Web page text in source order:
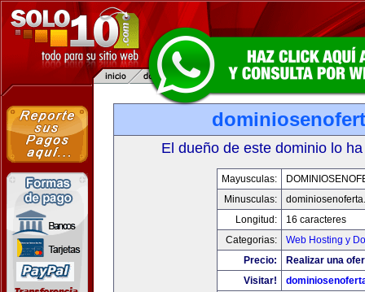
El dueño de este dominio lo
Mayusculas:
Minusculas:
Longitud:
16 caracteres
Categorias:
Web Hosting y
Precio:
Realizar una
Visitar!